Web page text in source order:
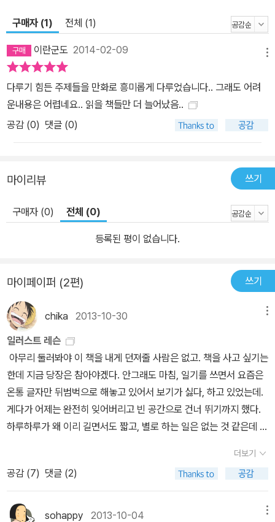
구매자 (1) 전체 (1)
이란군도 2014-02-09
다루기 힘든 주제들을 만화로 흥미롭게 다루었습니다.. 그래도 어려
운내용은 어렵네요.. 읽을 책들만 더 늘어났음..
공감 (0) 댓글 (0)
마이리뷰 쓰기
구매자 (0) 전체 (0)
등록된 평이 없습니다.
마이페이퍼 (2편) 쓰기
chika 2013-10-30
일러스트 레슨
아무리 둘러봐야 이 책을 내게 던져줄 사람은 없고. 책을 사고 싶기는
한데 지금 당장은 참아야겠다. 안그래도 마침, 일기를 쓰면서 요즘은
온통 글자만 뒤범벅으로 해놓고 있어서 보기가 싫다, 하고 있었는데.
게다가 어제는 완전히 잊어버리고 빈 공간으로 건너 뛰기까지 했다.
하루하루가 왜 이리 길면서도 짧고, 별로 하는 일은 없는 것 같은데 시
있다. 하긴 아침에 일찍 일어나는 건 습관처럼 놓치지 않고 있으니 그
나마 다행인거다. 일러스트책을 사게 되면 그처럼 습관적으로 날마다
끄적대며 그려대야 하는데.지난 휴가때 일주일동안 지내면서 조카녀
석이 그린 그림을 봤는데 내가 볼 땐 전문가 수준이다. 색감을 입히는
더보기
공감 (7) 댓글 (2)
sohappy 2013-10-04